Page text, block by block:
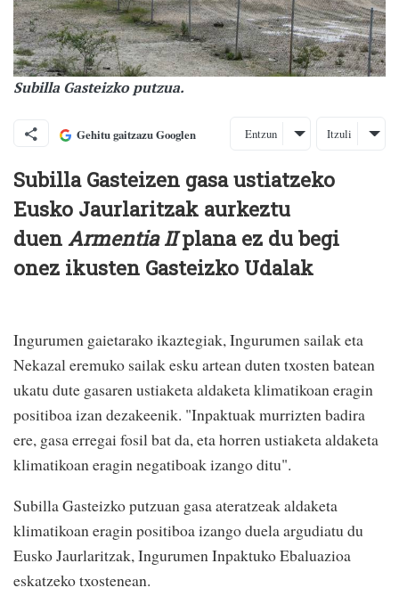
Subilla Gasteizko putzua.
Gehitu gaitzazu Googlen Entzun Itzuli
Subilla Gasteizen gasa ustiatzeko
Eusko Jaurlaritzak aurkeztu
duen Armentia IIplana ez du begi
onez ikusten Gasteizko Udalak
Ingurumen gaietarako ikaztegiak, Ingurumen sailak eta
Nekazal eremuko sailak esku artean duten txosten batean
ukatu dute gasaren ustiaketa aldaketa klimatikoan eragin
positiboa izan dezakeenik. "Inpaktuak murrizten badira
ere, gasa erregai fosil bat da, eta horren ustiaketa aldaketa
klimatikoan eragin negatiboak izango ditu".
Subilla Gasteizko putzuan gasa ateratzeak aldaketa
klimatikoan eragin positiboa izango duela argudiatu du
Eusko Jaurlaritzak, Ingurumen Inpaktuko Ebaluazioa
eskatzeko txostenean.